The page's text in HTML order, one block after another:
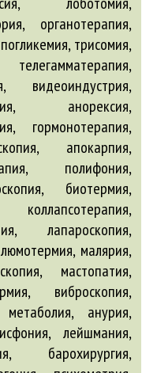
органотерапия,
трисомия,
видеоиндустрия,
анорексия,
гормонотерапия,
апокарпия,
полифония,
биотермия,
лапароскопия,
малярия,
мастопатия,
виброскопия,
метаболия, анурия,
лейшмания,
барохирургия,